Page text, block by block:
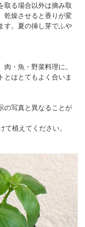
取る場合以外は摘み取
乾燥させると香りが変
す。夏の挿し芽でふや
・魚・野菜料理に。
とはとてもよく合いま
の写真と異なることが
植えてください。